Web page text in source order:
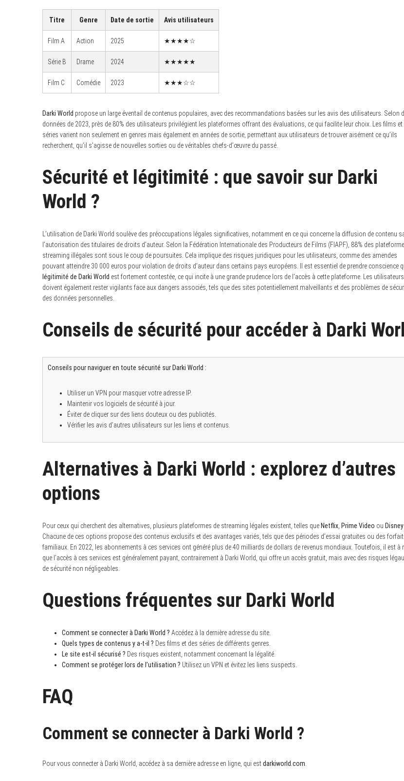
Titre Genre Date de sortie Avis utilisateurs
Film A Action 2025 ★★★★☆
Série B Drame 2024 ★★★★★
Film C Comédie 2023 ★★★☆☆
Darki World propose un large éventail de contenus populaires, avec des recommandations basées sur les avis des utilisateurs. Selon
données de 2023, près de 80% des utilisateurs privilégient les plateformes offrant des évaluations, ce qui facilite leur choix. Les films et
séries varient non seulement en genres mais également en années de sortie, permettant aux utilisateurs de trouver aisément ce qu’ils
recherchent, qu’il s’agisse de nouvelles sorties ou de véritables chefs-d’œuvre du passé.
Sécurité et légitimité : que savoir sur Darki
World ?
L’utilisation de Darki World soulève des préoccupations légales significatives, notamment en ce qui concerne la diffusion de contenu
l’autorisation des titulaires de droits d’auteur. Selon la Fédération Internationale des Producteurs de Films (FIAPF), 88% des
streaming illégales sont sous le coup de poursuites. Cela implique des risques juridiques pour les utilisateurs, comme des amendes
pouvant atteindre 30 000 euros pour violation de droits d’auteur dans certains pays européens. Il est essentiel de prendre conscience
légitimité de Darki World est fortement contestée, ce qui incite à une grande prudence lors de l’accès à cette plateforme. Les utilisateurs
doivent également rester vigilants face aux dangers associés, tels que des sites potentiellement malveillants et des problèmes de
des données personnelles.
Conseils de sécurité pour accéder à Darki
Conseils pour naviguer en toute sécurité sur Darki World :
Utiliser un VPN pour masquer votre adresse IP.
Maintenir vos logiciels de sécurité à jour.
Éviter de cliquer sur des liens douteux ou des publicités.
Vérifier les avis d’autres utilisateurs sur les liens et contenus.
Alternatives à Darki World : explorez d’autres
options
Pour ceux qui cherchent des alternatives, plusieurs plateformes de streaming légales existent, telles que Netflix Prime Video ou
Chacune de ces options propose des contenus exclusifs et des avantages variés, tels que des périodes d’essai gratuites ou des
familiaux. En 2022, les abonnements à ces services ont généré plus de 40 milliards de dollars de revenus mondiaux. Toutefois, il est à
que l’accès à ces services est généralement payant, contrairement à Darki World, qui offre un accès gratuit, mais avec des risques
de sécurité non négligeables.
Questions fréquentes sur Darki World
Comment se connecter à Darki World ? Accédez à la dernière adresse du site.
Quels types de contenus y a-t-il ? Des films et des séries de différents genres.
Le site est-il sécurisé ? Des risques existent, notamment concernant la légalité.
Comment se protéger lors de l’utilisation ? Utilisez un VPN et évitez les liens suspects.
FAQ
Comment se connecter à Darki World ?
Pour vous connecter à Darki World, accédez à sa dernière adresse en ligne, qui estdarkiworld.com
o